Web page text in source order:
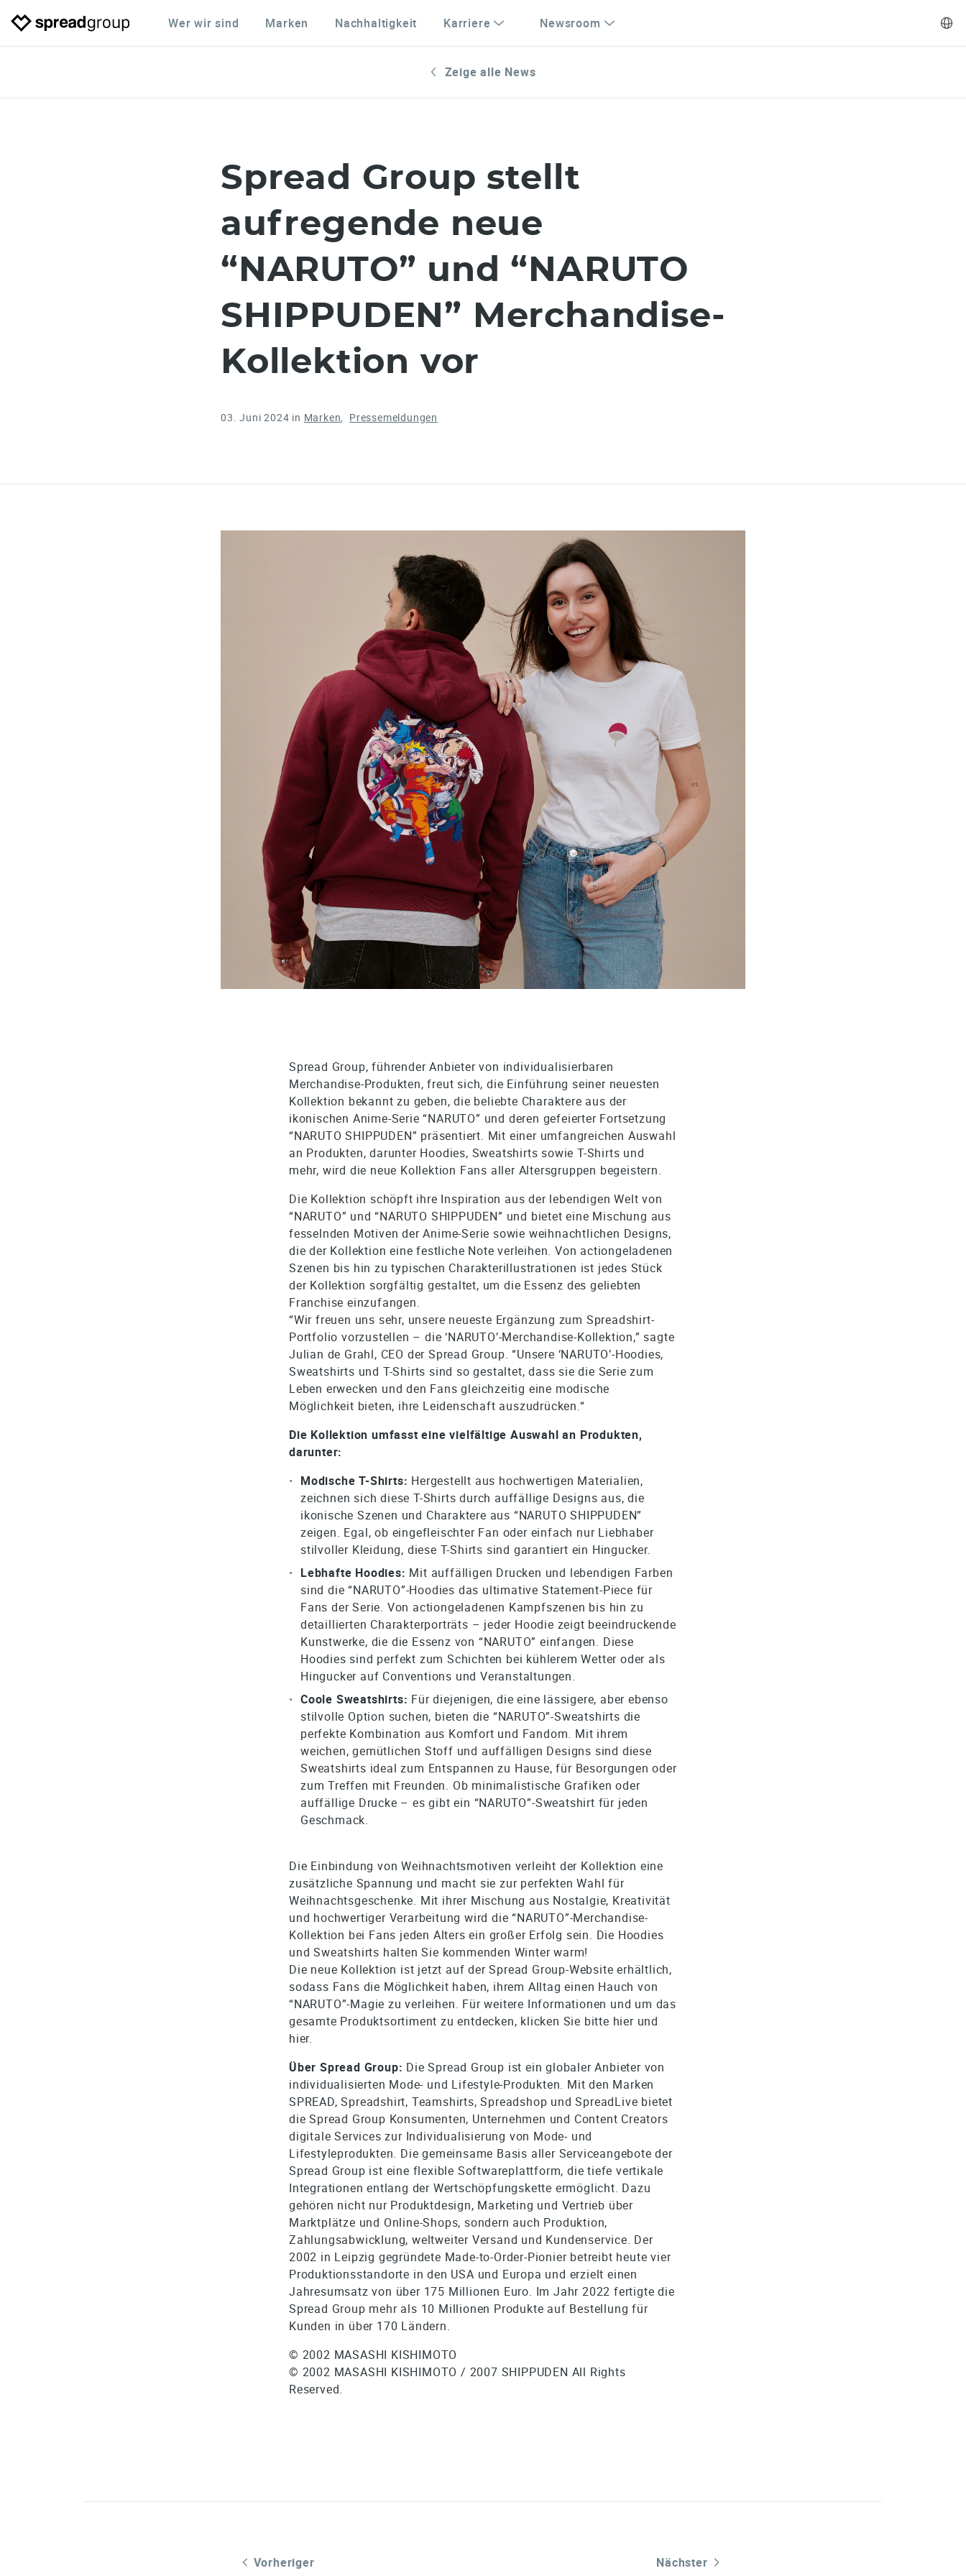
Wer wir sind Marken Nachhaltigkeit Karriere Newsroom
Zeige alle News
Spread Group stellt
aufregende neue
“NARUTO” und “NARUTO
SHIPPUDEN” Merchandise-
Kollektion vor
03. Juni 2024 in Marken Pressemeldungen
Spread Group, führender Anbieter von individualisierbaren
Merchandise-Produkten, freut sich, die Einführung seiner neuesten
Kollektion bekannt zu geben, die beliebte Charaktere aus der
ikonischen Anime-Serie “NARUTO” und deren gefeierter Fortsetzung
“NARUTO SHIPPUDEN” präsentiert. Mit einer umfangreichen Auswahl
an Produkten, darunter Hoodies, Sweatshirts sowie T-Shirts und
mehr, wird die neue Kollektion Fans aller Altersgruppen begeistern.
Die Kollektion schöpft ihre Inspiration aus der lebendigen Welt von
“NARUTO” und “NARUTO SHIPPUDEN” und bietet eine Mischung aus
fesselnden Motiven der Anime-Serie sowie weihnachtlichen Designs,
die der Kollektion eine festliche Note verleihen. Von actiongeladenen
Szenen bis hin zu typischen Charakterillustrationen ist jedes Stück
der Kollektion sorgfältig gestaltet, um die Essenz des geliebten
Franchise einzufangen.
“Wir freuen uns sehr, unsere neueste Ergänzung zum Spreadshirt-
Portfolio vorzustellen – die ‘NARUTO’-Merchandise-Kollektion,” sagte
Julian de Grahl, CEO der Spread Group. “Unsere ‘NARUTO’-Hoodies,
Sweatshirts und T-Shirts sind so gestaltet, dass sie die Serie zum
Leben erwecken und den Fans gleichzeitig eine modische
Möglichkeit bieten, ihre Leidenschaft auszudrücken.“
Die Kollektion umfasst eine vielfältige Auswahl an Produkten,
darunter:
Modische T-Shirts: Hergestellt aus hochwertigen Materialien,
zeichnen sich diese T-Shirts durch auffällige Designs aus, die
ikonische Szenen und Charaktere aus “NARUTO SHIPPUDEN”
zeigen. Egal, ob eingefleischter Fan oder einfach nur Liebhaber
stilvoller Kleidung, diese T-Shirts sind garantiert ein Hingucker.
Lebhafte Hoodies: Mit auffälligen Drucken und lebendigen Farben
sind die “NARUTO”-Hoodies das ultimative Statement-Piece für
Fans der Serie. Von actiongeladenen Kampfszenen bis hin zu
detaillierten Charakterporträts – jeder Hoodie zeigt beeindruckende
Kunstwerke, die die Essenz von “NARUTO” einfangen. Diese
Hoodies sind perfekt zum Schichten bei kühlerem Wetter oder als
Hingucker auf Conventions und Veranstaltungen.
Coole Sweatshirts: Für diejenigen, die eine lässigere, aber ebenso
stilvolle Option suchen, bieten die “NARUTO”-Sweatshirts die
perfekte Kombination aus Komfort und Fandom. Mit ihrem
weichen, gemütlichen Stoff und auffälligen Designs sind diese
Sweatshirts ideal zum Entspannen zu Hause, für Besorgungen oder
zum Treffen mit Freunden. Ob minimalistische Grafiken oder
auffällige Drucke – es gibt ein “NARUTO”-Sweatshirt für jeden
Geschmack.
Die Einbindung von Weihnachtsmotiven verleiht der Kollektion eine
zusätzliche Spannung und macht sie zur perfekten Wahl für
Weihnachtsgeschenke. Mit ihrer Mischung aus Nostalgie, Kreativität
und hochwertiger Verarbeitung wird die “NARUTO”-Merchandise-
Kollektion bei Fans jeden Alters ein großer Erfolg sein. Die Hoodies
und Sweatshirts halten Sie kommenden Winter warm!
Die neue Kollektion ist jetzt auf der Spread Group-Website erhältlich,
sodass Fans die Möglichkeit haben, ihrem Alltag einen Hauch von
“NARUTO”-Magie zu verleihen. Für weitere Informationen und um das
gesamte Produktsortiment zu entdecken, klicken Sie bitte hier und
hier.
Über Spread Group: Die Spread Group ist ein globaler Anbieter von
individualisierten Mode- und Lifestyle-Produkten. Mit den Marken
SPREAD, Spreadshirt, Teamshirts, Spreadshop und SpreadLive bietet
die Spread Group Konsumenten, Unternehmen und Content Creators
digitale Services zur Individualisierung von Mode- und
Lifestyleprodukten. Die gemeinsame Basis aller Serviceangebote der
Spread Group ist eine flexible Softwareplattform, die tiefe vertikale
Integrationen entlang der Wertschöpfungskette ermöglicht. Dazu
gehören nicht nur Produktdesign, Marketing und Vertrieb über
Marktplätze und Online-Shops, sondern auch Produktion,
Zahlungsabwicklung, weltweiter Versand und Kundenservice. Der
2002 in Leipzig gegründete Made-to-Order-Pionier betreibt heute vier
Produktionsstandorte in den USA und Europa und erzielt einen
Jahresumsatz von über 175 Millionen Euro. Im Jahr 2022 fertigte die
Spread Group mehr als 10 Millionen Produkte auf Bestellung für
Kunden in über 170 Ländern.
© 2002 MASASHI KISHIMOTO
© 2002 MASASHI KISHIMOTO / 2007 SHIPPUDEN All Rights
Reserved.
Vorheriger Nächster